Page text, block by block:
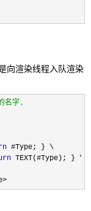
向渲染线程入队渲染
名字.
#Type; } \
TEXT(#Type); } \